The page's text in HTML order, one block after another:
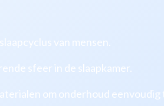
van mensen.
sfeer in de slaapkamer.
om onderhoud eenvoudig